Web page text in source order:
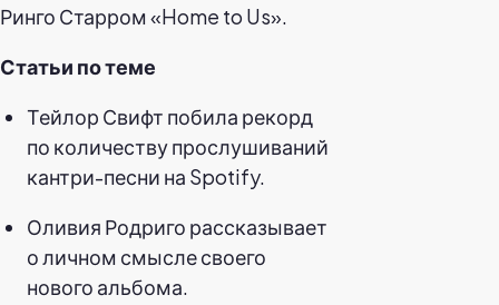
Ринго Старром «Home to Us».
Статьи по теме
Тейлор Свифт побила рекорд
по количеству прослушиваний
кантри-песни на Spotify.
Оливия Родриго рассказывает
о личном смысле своего
нового альбома.